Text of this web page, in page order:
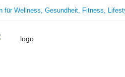
für Wellness, Gesundheit, Fitness,